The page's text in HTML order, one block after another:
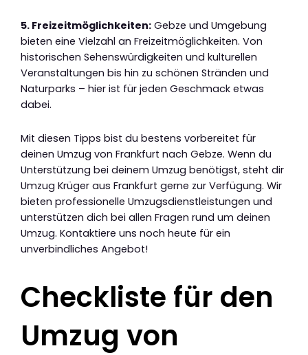
5. Freizeitmöglichkeiten: Gebze und Umgebung
bieten eine Vielzahl an Freizeitmöglichkeiten. Von
historischen Sehenswürdigkeiten und kulturellen
Veranstaltungen bis hin zu schönen Stränden und
Naturparks – hier ist für jeden Geschmack etwas
dabei.
Mit diesen Tipps bist du bestens vorbereitet für
deinen Umzug von Frankfurt nach Gebze. Wenn du
Unterstützung bei deinem Umzug benötigst, steht dir
Umzug Krüger aus Frankfurt gerne zur Verfügung. Wir
bieten professionelle Umzugsdienstleistungen und
unterstützen dich bei allen Fragen rund um deinen
Umzug. Kontaktiere uns noch heute für ein
unverbindliches Angebot!
Checkliste für den
Umzug von